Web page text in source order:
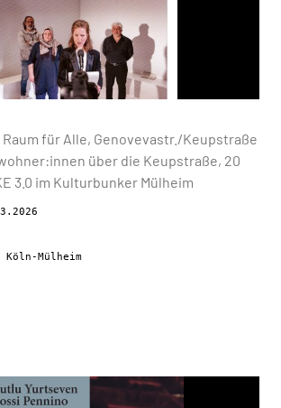
Raum für Alle, Genovevastr./Keupstraße
über die Keupstraße, 20
3.0 im Kulturbunker Mülheim
Mülheim